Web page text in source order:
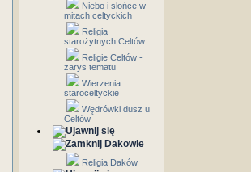
Niebo i słońce w
mitach celtyckich
Religia
starożytnych Celtów
Religie Celtów -
zarys tematu
Wierzenia
staroceltyckie
Wędrówki dusz u
Celtów
Dakowie
Religia Daków